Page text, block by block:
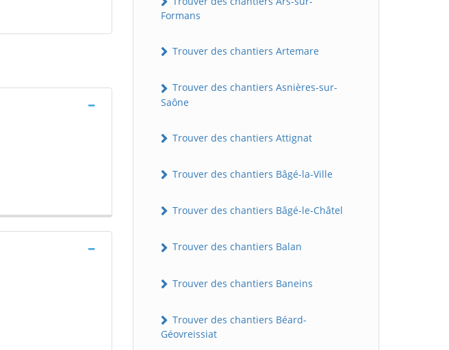
Formans
Trouver des chantiers Artemare
Trouver des chantiers Asnières-sur-
Saône
Trouver des chantiers Attignat
Trouver des chantiers Bâgé-la-Ville
Trouver des chantiers Bâgé-le-Châtel
Trouver des chantiers Balan
Trouver des chantiers Baneins
Trouver des chantiers Béard-
Géovreissiat